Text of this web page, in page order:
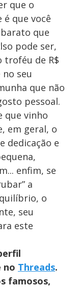
que o
que você
que
pode ser,
troféu de R$
seu
que não
pessoal.
que vinho
em geral, o
dedicação e
enfim, se
a
o
seu
este
no Threads.
famosos,